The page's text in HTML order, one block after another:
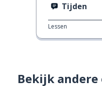
Tijden
Lessen
Bekijk